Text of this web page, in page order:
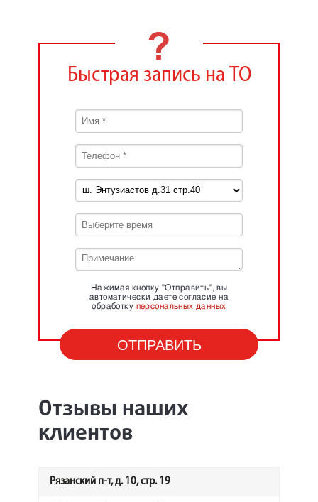
Быстрая запись на ТО
Нажимая кнопку "Отправить", вы
автоматически даете согласие на
обработку персональных данных
Отзывы наших
клиентов
Рязанский п-т, д. 10, стр. 19